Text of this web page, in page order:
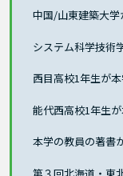
中国/山東建築大
システム科学技術
西目高校1年生が
能代西高校1年生
本学の教員の著書
第３回北海道・東